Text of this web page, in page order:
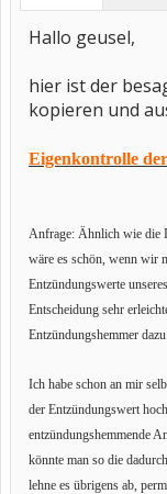
Hallo geusel,
hier ist der
kopieren und
Eigenkontrolle
Anfrage: Ähnlich wie die
wäre es schön, wenn wir
Entzündungswerte
Entscheidung sehr
Entzündungshemmer dazu.
Ich habe schon an mir
der Entzündungswert
entzündungshemmende
könnte man so die
lehne es übrigens ab,